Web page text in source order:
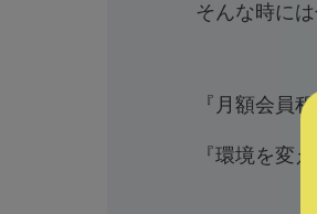
そんな時に
『月額会員
『環境を変